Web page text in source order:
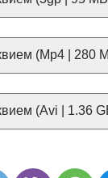
(Mp4 | 280
(Avi | 1.36